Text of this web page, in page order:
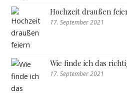
Hochzeit draußen
17. September 2021
Wie finde ich das
17. September 2021